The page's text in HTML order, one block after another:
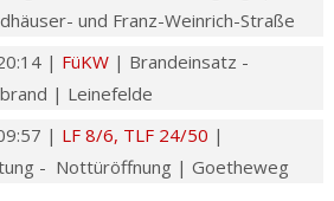
und Franz-Weinrich-Straße
| FüKW | Brandeinsatz -
| Leinefelde
| LF 8/6, TLF 24/50 |
- Nottüröffnung | Goetheweg